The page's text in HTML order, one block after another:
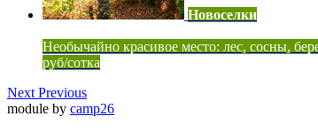
Новоселки
Необычайно красивое место: лес, сосны,
руб/сотка
Next Previous
module by camp26